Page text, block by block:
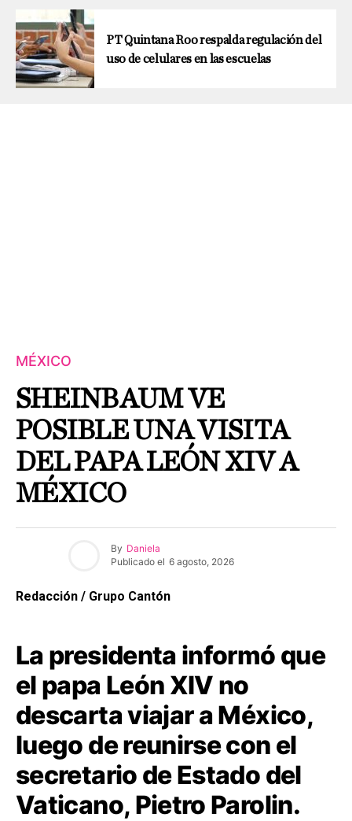
PT Quintana Roo respalda regulación del
uso de celulares en las escuelas
MÉXICO
SHEINBAUM VE
POSIBLE UNA VISITA
DEL PAPA LEÓN XIV A
MÉXICO
By Daniela
Publicado el 6 agosto, 2026
Redacción / Grupo Cantón
La presidenta informó que
el papa León XIV no
descarta viajar a México,
luego de reunirse con el
secretario de Estado del
Vaticano, Pietro Parolin.